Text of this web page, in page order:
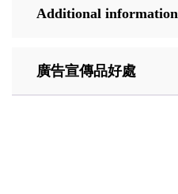
Additional information
廣告宣傳品好處